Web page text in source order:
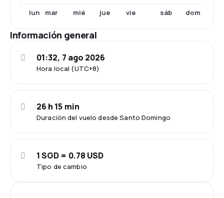
lun mar mié jue vie sáb dom
Información general
Hora local (UTC+8)
01:32, 7 ago 2026
Duración del vuelo desde Santo Domingo
26 h 15 min
Tipo de cambio
1 SGD = 0.78 USD